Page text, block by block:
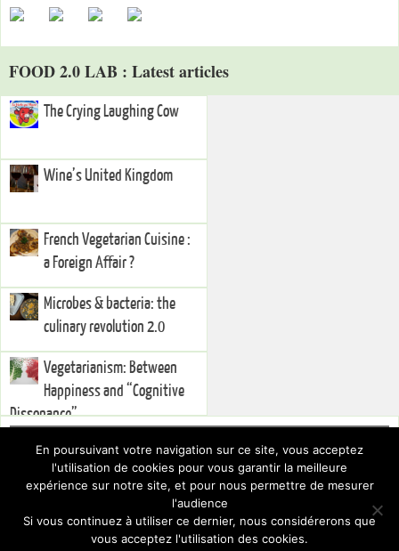
FOOD 2.0 LAB : Latest articles
The Crying Laughing Cow
Wine’s United Kingdom
French Vegetarian Cuisine :
a Foreign Affair ?
Microbes & bacteria: the
culinary revolution 2.0
Vegetarianism: Between
Happiness and “Cognitive
Dissonance”
You currently have no widgets set in the right sidebar. You can add
widgets via the Dashboard.
To hide this sidebar, switch to a different Layout via the
En poursuivant votre navigation sur ce site, vous acceptez
l'utilisation de cookies pour vous garantir la meilleure
expérience sur notre site, et pour nous permettre de mesurer
l'audience
Si vous continuez à utiliser ce dernier, nous considérerons que
vous acceptez l'utilisation des cookies.